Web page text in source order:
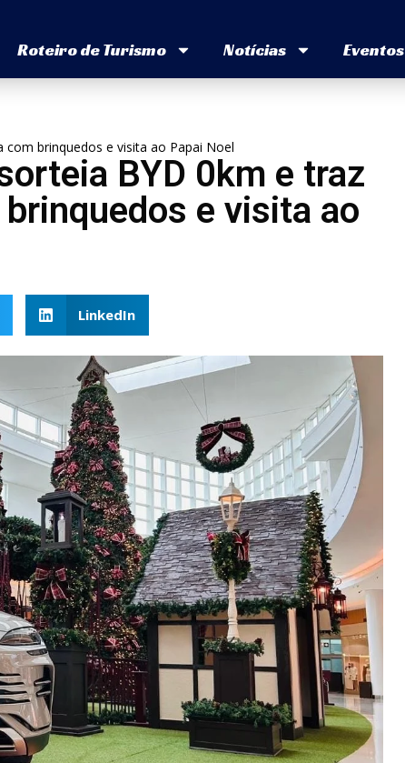
Roteiro de Turismo Notícias Eventos
brinquedos e visita ao Papai Noel
BYD 0km e traz
e visita ao
LinkedIn